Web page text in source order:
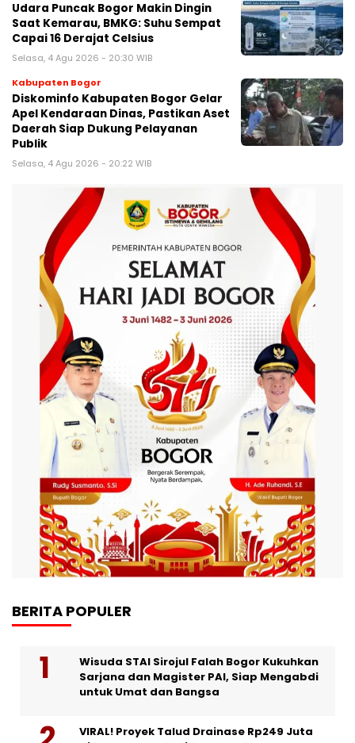
Udara Puncak Bogor Makin Dingin
Saat Kemarau, BMKG: Suhu Sempat
Capai 16 Derajat Celsius
Selasa, 4 Agu 2026 - 20:30 WIB
Kabupaten Bogor
Diskominfo Kabupaten Bogor Gelar
Apel Kendaraan Dinas, Pastikan Aset
Daerah Siap Dukung Pelayanan
Publik
Selasa, 4 Agu 2026 - 20:22 WIB
BERITA POPULER
Wisuda STAI Sirojul Falah Bogor Kukuhkan
Sarjana dan Magister PAI, Siap Mengabdi
untuk Umat dan Bangsa
VIRAL! Proyek Talud Drainase Rp249 Juta